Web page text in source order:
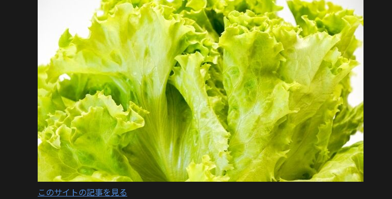
このサイトの記事を見る